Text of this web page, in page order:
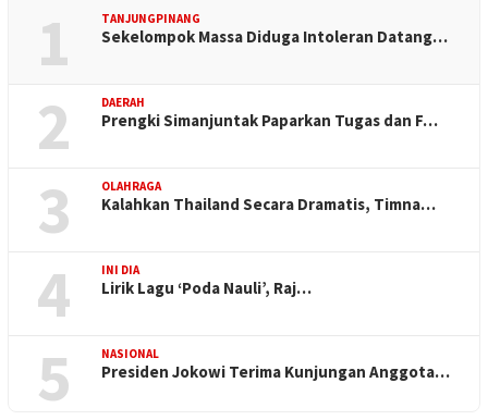
1 TANJUNGPINANG
Sekelompok Massa Diduga Intoleran Datang…
2 DAERAH
Prengki Simanjuntak Paparkan Tugas dan F…
3 OLAHRAGA
Kalahkan Thailand Secara Dramatis, Timna…
4 INI DIA
Lirik Lagu ‘Poda Nauli’, Raj…
5 NASIONAL
Presiden Jokowi Terima Kunjungan Anggota…